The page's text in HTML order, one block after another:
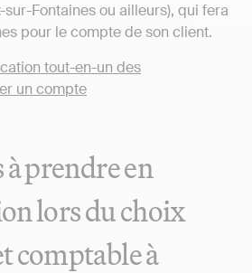
Fontaines ou ailleurs), qui fera
pour le compte de son client.
prendre en
lors du choix
comptable à